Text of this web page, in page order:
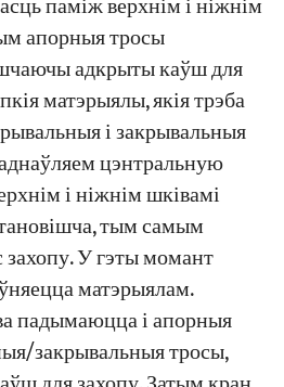
апорныя тросы
адкрыты каўш для
матэрыялы, якія трэба
і закрывальныя
цэнтральную
і ніжнім шківамі
тым самым
У гэты момант
матэрыялам.
падымаюцца і апорныя
закрывальныя тросы,